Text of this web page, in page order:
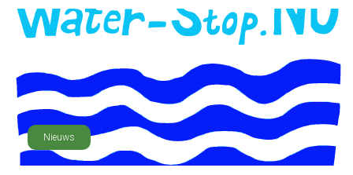
Nieuws